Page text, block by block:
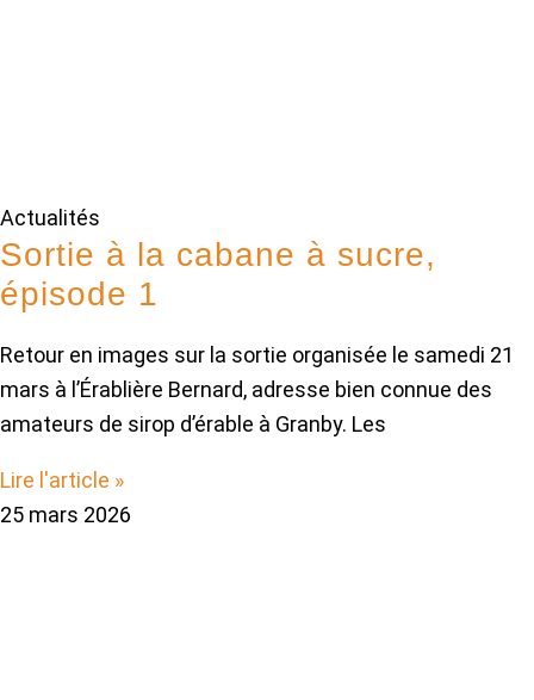
Actualités
Sortie à la cabane à sucre,
épisode 1
Retour en images sur la sortie organisée le samedi 21
mars à l’Érablière Bernard, adresse bien connue des
amateurs de sirop d’érable à Granby. Les
Lire l'article »
25 mars 2026